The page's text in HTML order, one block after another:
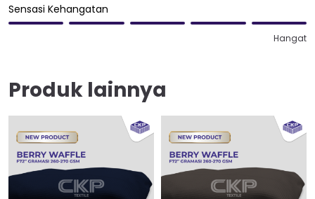
Sensasi Kehangatan
Hangat
Produk lainnya